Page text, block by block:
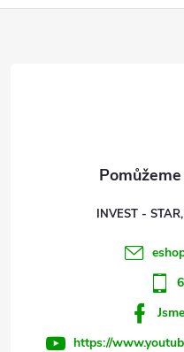
INVEST -
https://